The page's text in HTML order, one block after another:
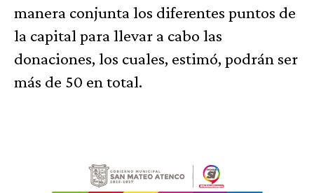
manera conjunta los diferentes puntos de
la capital para llevar a cabo las
donaciones, los cuales, estimó, podrán ser
más de 50 en total.